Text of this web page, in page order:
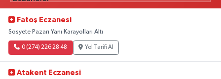
Fatoş Eczanesi
Sosyete Pazarı Yanı Karayolları Altı
0 (274) 226 28 48 Yol Tarifi Al
Atakent Eczanesi